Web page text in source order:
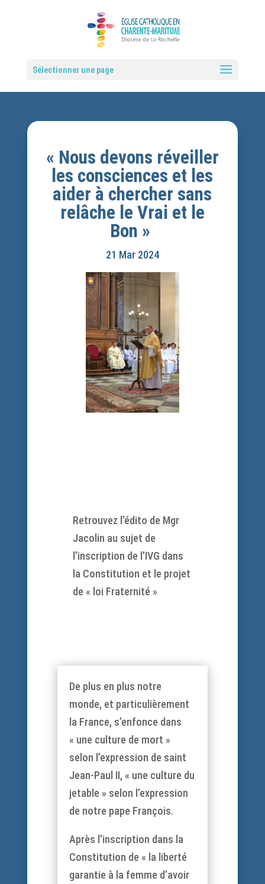
Sélectionner une page
« Nous devons réveiller
les consciences et les
aider à chercher sans
relâche le Vrai et le
Bon »
21 Mar 2024
Retrouvez l’édito de Mgr
Jacolin au sujet de
l’inscription de l’IVG dans
la Constitution et le projet
de « loi Fraternité »
De plus en plus notre
monde, et particulièrement
la France, s’enfonce dans
« une culture de mort »
selon l’expression de saint
Jean-Paul II, « une culture du
jetable » selon l’expression
de notre pape François.
Après l’inscription dans la
Constitution de « la liberté
garantie à la femme d’avoir